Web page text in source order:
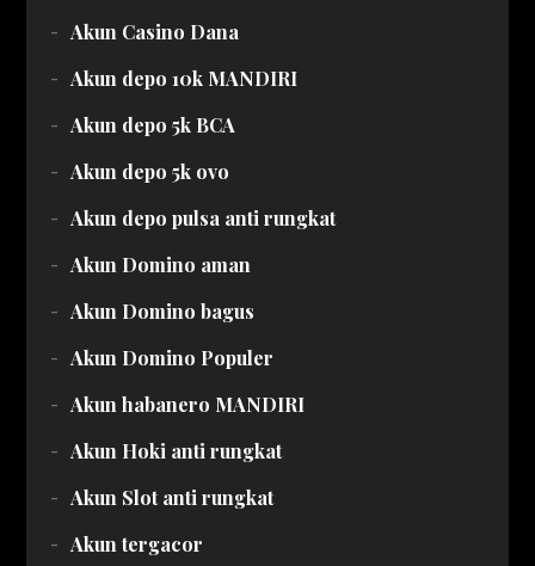
Akun Casino Dana
Akun depo 10k MANDIRI
Akun depo 5k BCA
Akun depo 5k ovo
Akun depo pulsa anti rungkat
Akun Domino aman
Akun Domino bagus
Akun Domino Populer
Akun habanero MANDIRI
Akun Hoki anti rungkat
Akun Slot anti rungkat
Akun tergacor